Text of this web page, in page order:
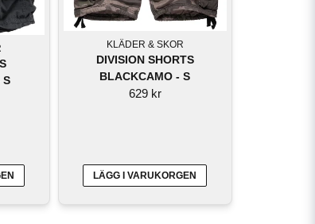
S
KLÄDER & SKOR
DIVISION SHORTS
BLACKCAMO - S
629 kr
LÄGG I VARUKORGEN